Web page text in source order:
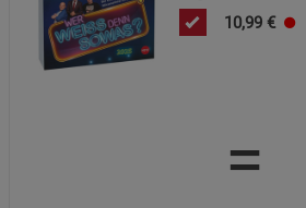
Mängelartikel
10,99 €
=
Cookie-Informationen
Cookie-Informationen